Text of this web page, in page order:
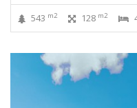
543 m2 128 m2